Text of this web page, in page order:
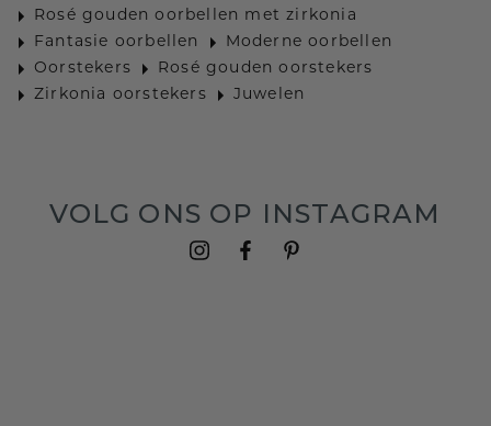
Rosé gouden oorbellen met zirkonia
Fantasie oorbellen
Moderne oorbellen
Oorstekers
Rosé gouden oorstekers
Zirkonia oorstekers
Juwelen
VOLG ONS OP INSTAGRAM